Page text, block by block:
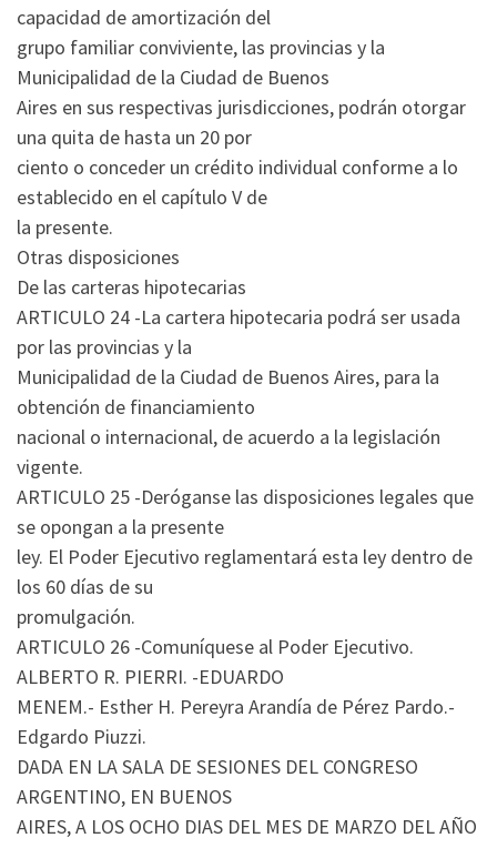
capacidad de amortización del
grupo familiar conviviente, las provincias y la
Municipalidad de la Ciudad de Buenos
Aires en sus respectivas jurisdicciones, podrán otorgar
una quita de hasta un 20 por
ciento o conceder un crédito individual conforme a lo
establecido en el capítulo V de
la presente.
Otras disposiciones
De las carteras hipotecarias
ARTICULO 24 -La cartera hipotecaria podrá ser usada
por las provincias y la
Municipalidad de la Ciudad de Buenos Aires, para la
obtención de financiamiento
nacional o internacional, de acuerdo a la legislación
vigente.
ARTICULO 25 -Deróganse las disposiciones legales que
se opongan a la presente
ley. El Poder Ejecutivo reglamentará esta ley dentro de
los 60 días de su
promulgación.
ARTICULO 26 -Comuníquese al Poder Ejecutivo.
ALBERTO R. PIERRI. -EDUARDO
MENEM.- Esther H. Pereyra Arandía de Pérez Pardo.-
Edgardo Piuzzi.
DADA EN LA SALA DE SESIONES DEL CONGRESO
ARGENTINO, EN BUENOS
AIRES, A LOS OCHO DIAS DEL MES DE MARZO DEL AÑO